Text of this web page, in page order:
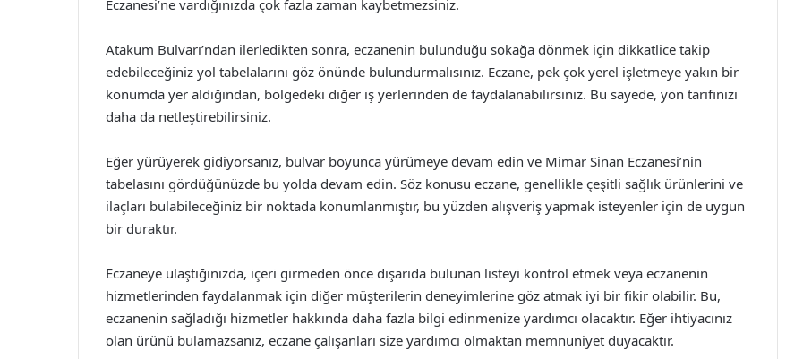
Eczanesi’ne vardığınızda çok fazla zaman kaybetmezsiniz.
Atakum Bulvarı’ndan ilerledikten sonra, eczanenin bulunduğu sokağa dönmek için dikkatlice takip
edebileceğiniz yol tabelalarını göz önünde bulundurmalısınız. Eczane, pek çok yerel işletmeye yakın bir
konumda yer aldığından, bölgedeki diğer iş yerlerinden de faydalanabilirsiniz. Bu sayede, yön tarifinizi
daha da netleştirebilirsiniz.
Eğer yürüyerek gidiyorsanız, bulvar boyunca yürümeye devam edin ve Mimar Sinan Eczanesi’nin
tabelasını gördüğünüzde bu yolda devam edin. Söz konusu eczane, genellikle çeşitli sağlık ürünlerini ve
ilaçları bulabileceğiniz bir noktada konumlanmıştır, bu yüzden alışveriş yapmak isteyenler için de uygun
bir duraktır.
Eczaneye ulaştığınızda, içeri girmeden önce dışarıda bulunan listeyi kontrol etmek veya eczanenin
hizmetlerinden faydalanmak için diğer müşterilerin deneyimlerine göz atmak iyi bir fikir olabilir. Bu,
eczanenin sağladığı hizmetler hakkında daha fazla bilgi edinmenize yardımcı olacaktır. Eğer ihtiyacınız
olan ürünü bulamazsanız, eczane çalışanları size yardımcı olmaktan memnuniyet duyacaktır.